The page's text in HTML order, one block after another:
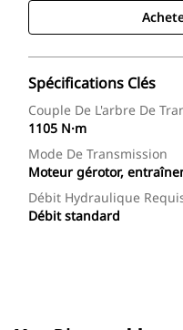
Spécifications Clés
Couple De L'arbre De
1105 N·m
Mode De Transmission
Moteur gérotor,
Débit Hydraulique
Débit standard